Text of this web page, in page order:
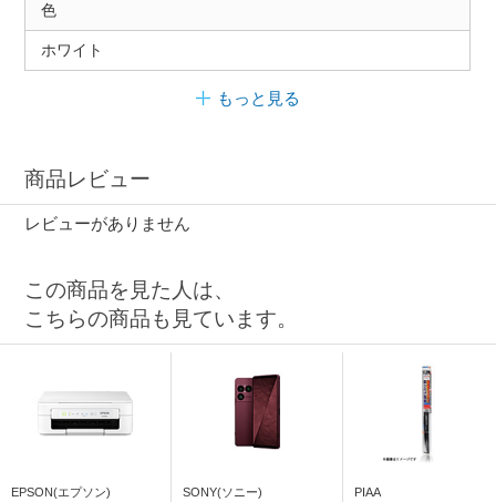
色
ホワイト
もっと見る
商品レビュー
レビューがありません
この商品を見た人は、
こちらの商品も見ています。
EPSON(エプソン) SONY(ソニー) PIAA